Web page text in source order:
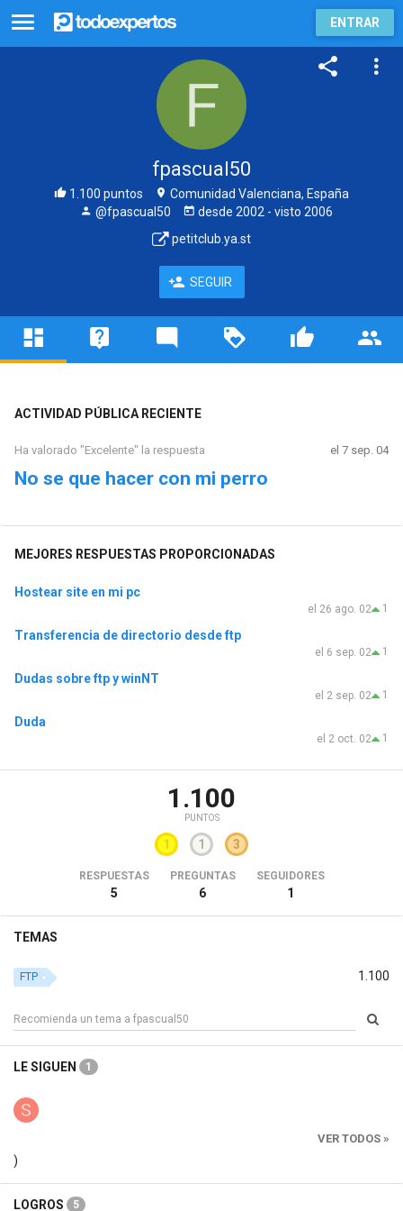
ENTRAR
fpascual50
1.100 puntos
Comunidad Valenciana, España
@fpascual50
desde 2002 - visto 2006
petitclub.ya.st
SEGUIR
ACTIVIDAD PÚBLICA RECIENTE
Ha valorado "Excelente" la respuesta el 7 sep. 04
No se que hacer con mi perro
MEJORES RESPUESTAS PROPORCIONADAS
Hostear site en mi pc
1
el 26 ago. 02
Transferencia de directorio desde ftp
1
el 6 sep. 02
Dudas sobre ftp y winNT
1
el 2 sep. 02
Duda
1
el 2 oct. 02
1.100
PUNTOS
1 1 3
RESPUESTAS
5
PREGUNTAS
6
SEGUIDORES
1
TEMAS
1.100
FTP
LE SIGUEN 1
VER TODOS »
)
LOGROS 5